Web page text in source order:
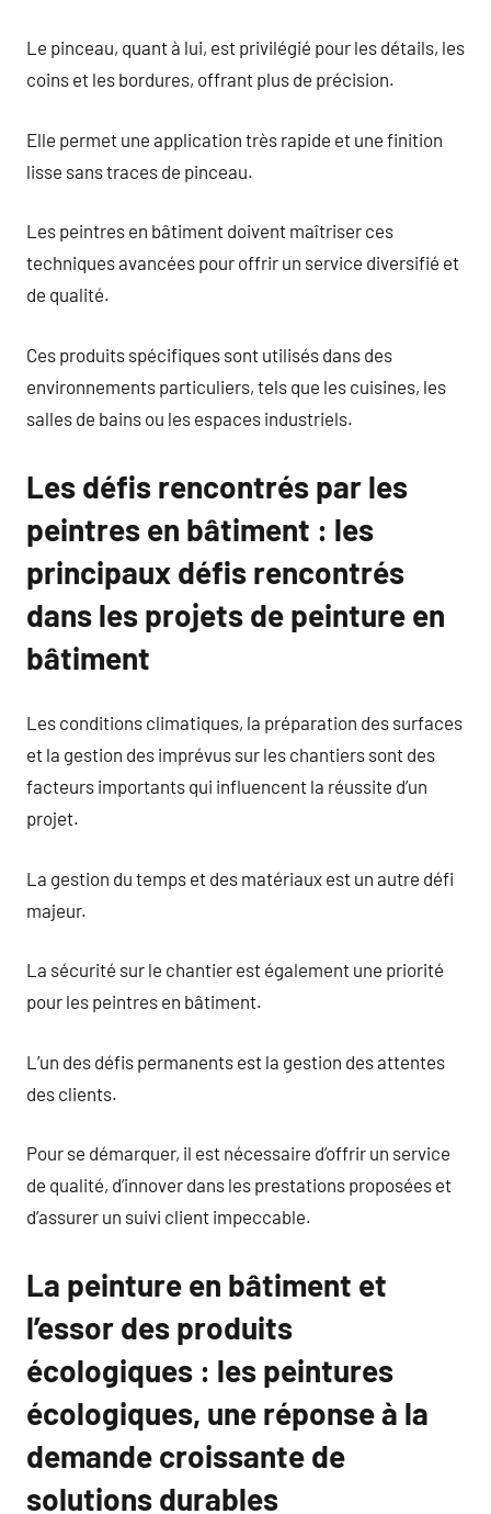
Le pinceau, quant à lui, est privilégié pour les détails, les
coins et les bordures, offrant plus de précision.
Elle permet une application très rapide et une finition
lisse sans traces de pinceau.
Les peintres en bâtiment doivent maîtriser ces
techniques avancées pour offrir un service diversifié et
de qualité.
Ces produits spécifiques sont utilisés dans des
environnements particuliers, tels que les cuisines, les
salles de bains ou les espaces industriels.
Les défis rencontrés par les
peintres en bâtiment : les
principaux défis rencontrés
dans les projets de peinture en
bâtiment
Les conditions climatiques, la préparation des surfaces
et la gestion des imprévus sur les chantiers sont des
facteurs importants qui influencent la réussite d’un
projet.
La gestion du temps et des matériaux est un autre défi
majeur.
La sécurité sur le chantier est également une priorité
pour les peintres en bâtiment.
L’un des défis permanents est la gestion des attentes
des clients.
Pour se démarquer, il est nécessaire d’offrir un service
de qualité, d’innover dans les prestations proposées et
d’assurer un suivi client impeccable.
La peinture en bâtiment et
l’essor des produits
écologiques : les peintures
écologiques, une réponse à la
demande croissante de
solutions durables